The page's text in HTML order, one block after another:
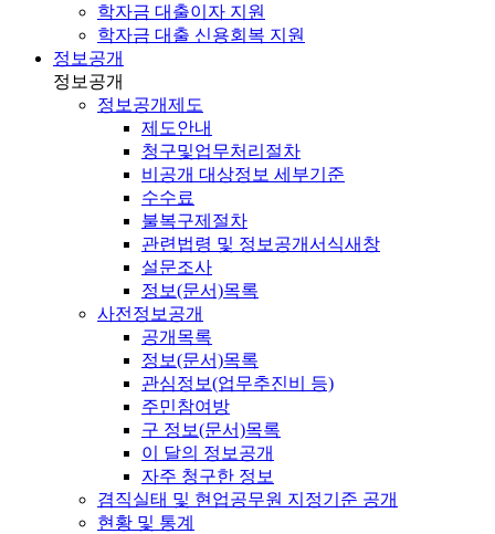
학자금 대출이자 지원
학자금 대출 신용회복 지원
정보공개
정보공개
정보공개제도
제도안내
청구및업무처리절차
비공개 대상정보 세부기준
수수료
불복구제절차
관련법령 및 정보공개서식새창
설문조사
정보(문서)목록
사전정보공개
공개목록
정보(문서)목록
관심정보(업무추진비 등)
주민참여방
구 정보(문서)목록
이 달의 정보공개
자주 청구한 정보
겸직실태 및 현업공무원 지정기준 공개
현황 및 통계